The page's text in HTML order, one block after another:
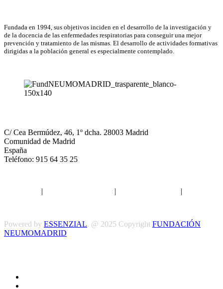
Fundada en 1994, sus objetivos inciden en el desarrollo de la investigación y
de la docencia de las enfermedades respiratorias para conseguir una mejor
prevención y tratamiento de las mismas. El desarrollo de actividades formativas
dirigidas a la población general es especialmente contemplado.
C/ Cea Bermúdez, 46, 1º dcha. 28003 Madrid
Comunidad de Madrid
España
Teléfono: 915 64 35 25
| | |
Powered by ESSENZIAL. @ 2025 Copyright FUNDACIÓN
NEUMOMADRID